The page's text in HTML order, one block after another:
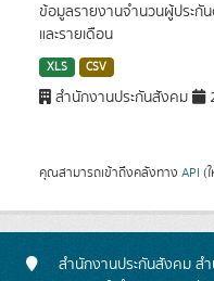
ข้อมูลรายงานจำนวนผู้ประกั
และรายเดือน
XLS CSV
สำนักงานประกันสังคม
คุณสามารถเข้าถึงคลังทาง API (
สำนักงานประกันสังคม ส